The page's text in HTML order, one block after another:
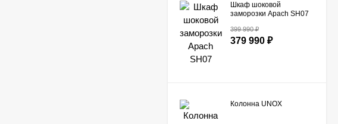
Шкаф шоковой
заморозки Apach SH07
399 990₽
379 990 ₽
Колонна UNOX